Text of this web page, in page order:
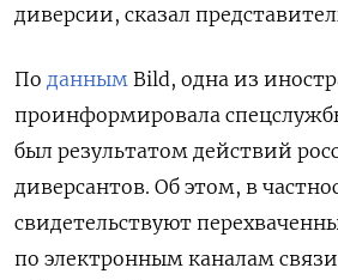
диверсии, сказал
По данным Bild, одна из
проинформировала
был результатом действий
диверсантов. Об этом, в
свидетельствуют
по электронным каналам